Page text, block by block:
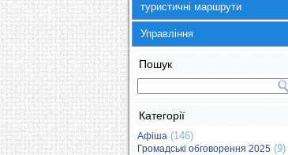
туристичні маршрути
Управління
Пошук
Категорії
Афіша (146)
Громадські обговорення 2025 (9)